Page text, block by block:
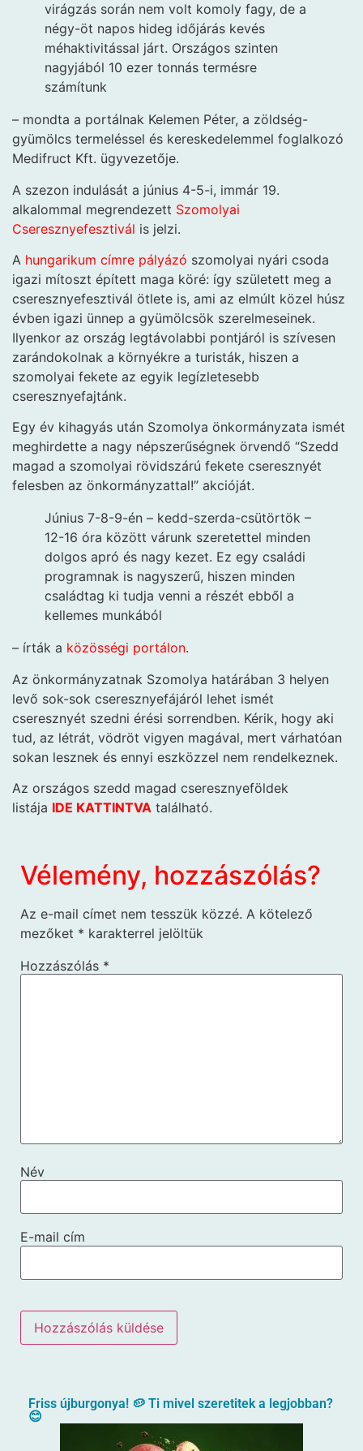
virágzás során nem volt komoly fagy, de a
négy-öt napos hideg időjárás kevés
méhaktivitással járt. Országos szinten
nagyjából 10 ezer tonnás termésre
számítunk
– mondta a portálnak Kelemen Péter, a zöldség-
gyümölcs termeléssel és kereskedelemmel foglalkozó
Medifruct Kft. ügyvezetője.
A szezon indulását a június 4-5-i, immár 19.
alkalommal megrendezett Szomolyai
Cseresznyefesztivál is jelzi.
A hungarikum címre pályázó szomolyai nyári csoda
igazi mítoszt épített maga köré: így született meg a
cseresznyefesztivál ötlete is, ami az elmúlt közel húsz
évben igazi ünnep a gyümölcsök szerelmeseinek.
Ilyenkor az ország legtávolabbi pontjáról is szívesen
zarándokolnak a környékre a turisták, hiszen a
szomolyai fekete az egyik legízletesebb
cseresznyefajtánk.
Egy év kihagyás után Szomolya önkormányzata ismét
meghirdette a nagy népszerűségnek örvendő “Szedd
magad a szomolyai rövidszárú fekete cseresznyét
felesben az önkormányzattal!” akcióját.
Június 7-8-9-én – kedd-szerda-csütörtök –
12-16 óra között várunk szeretettel minden
dolgos apró és nagy kezet. Ez egy családi
programnak is nagyszerű, hiszen minden
családtag ki tudja venni a részét ebből a
kellemes munkából
– írták a közösségi portálon.
Az önkormányzatnak Szomolya határában 3 helyen
levő sok-sok cseresznyefájáról lehet ismét
cseresznyét szedni érési sorrendben. Kérik, hogy aki
tud, az létrát, vödröt vigyen magával, mert várhatóan
sokan lesznek és ennyi eszközzel nem rendelkeznek.
Az országos szedd magad cseresznyeföldek
listája IDE KATTINTVA található.
Vélemény, hozzászólás?
Az e-mail címet nem tesszük közzé. A kötelező
mezőket * karakterrel jelöltük
Hozzászólás *
Név
E-mail cím
Friss újburgonya! 🥔 Ti mivel szeretitek a legjobban?
😊